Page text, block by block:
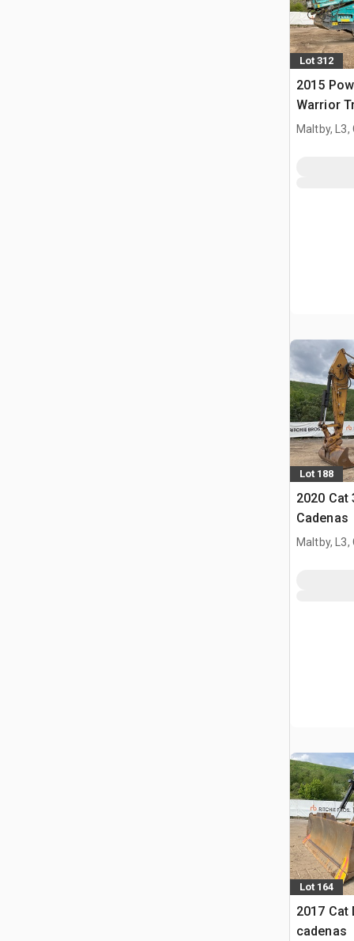
Lot 312
2015
Warrior
cribado
Maltby, L3,
Lot 188
2020 Cat
Cadenas
Maltby, L3,
Lot 164
2017 Cat
cadenas